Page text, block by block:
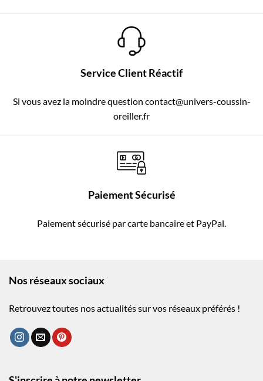
Service Client Réactif
Si vous avez la moindre question contact@univers-coussin-
oreiller.fr
Paiement Sécurisé
Paiement sécurisé par carte bancaire et PayPal.
Nos réseaux sociaux
Retrouvez toutes nos actualités sur vos réseaux préférés !